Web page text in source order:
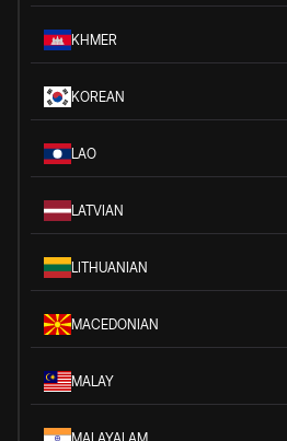
KHMER
KOREAN
LAO
LATVIAN
LITHUANIAN
MACEDONIAN
MALAY